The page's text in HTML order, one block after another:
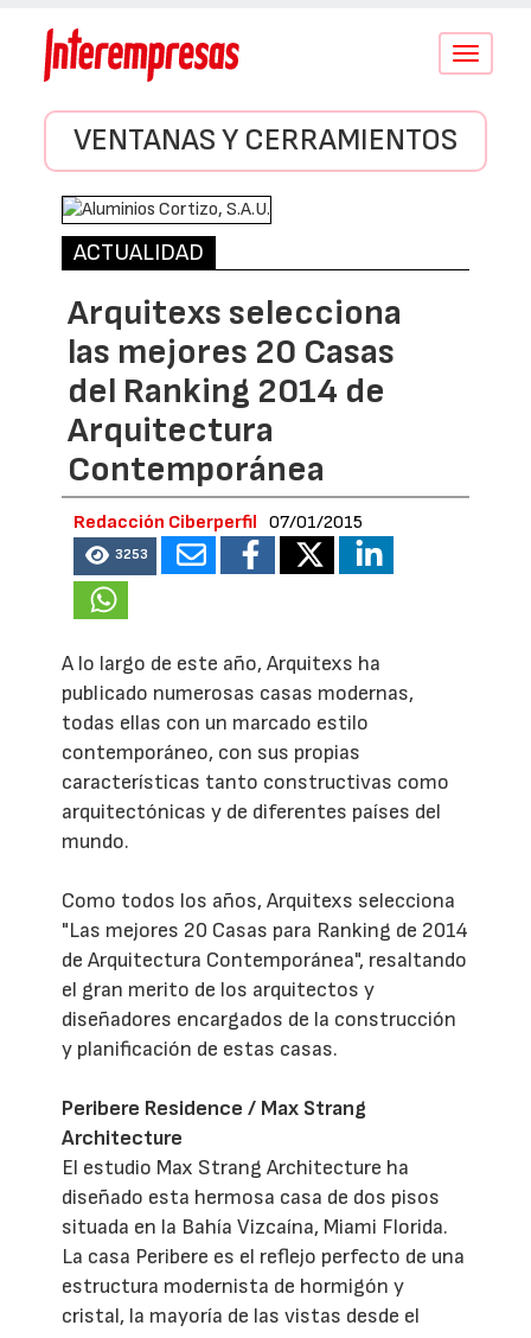
Conmutar
VENTANAS Y CERRAMIENTOS
ACTUALIDAD
Arquitexs selecciona
las mejores 20 Casas
del Ranking 2014 de
Arquitectura
Contemporánea
Redacción Ciberperfil 07/01/2015
3253
A lo largo de este año, Arquitexs ha
publicado numerosas casas modernas,
todas ellas con un marcado estilo
contemporáneo, con sus propias
características tanto constructivas como
arquitectónicas y de diferentes países del
mundo.
Como todos los años, Arquitexs selecciona
"Las mejores 20 Casas para Ranking de 2014
de Arquitectura Contemporánea", resaltando
el gran merito de los arquitectos y
diseñadores encargados de la construcción
y planificación de estas casas.
Peribere Residence / Max Strang
Architecture
El estudio Max Strang Architecture ha
diseñado esta hermosa casa de dos pisos
situada en la Bahía Vizcaína, Miami Florida.
La casa Peribere es el reflejo perfecto de una
estructura modernista de hormigón y
cristal, la mayoría de las vistas desde el